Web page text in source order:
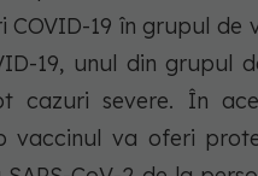
19 în grupul de
19, unul din grupul
cazuri severe. În
va oferi